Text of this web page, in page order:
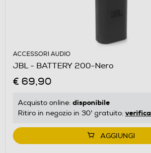
ACCESSORI AUDIO
JBL - BATTERY 200-Nero
€ 69,90
Acquisto online: disponibile
Ritiro in negozio in 30' gratuito: verifica
AGGIUNGI